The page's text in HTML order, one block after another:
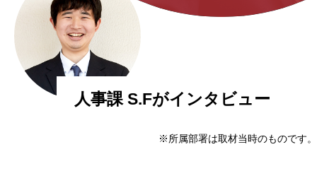
人事課 S.Fがインタビュー
※所属部署は取材当時のものです。